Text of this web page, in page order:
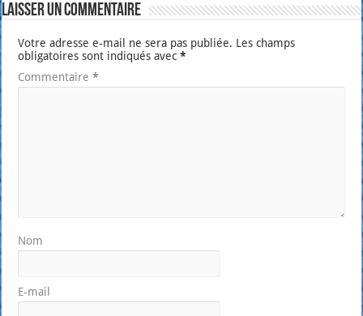
Laisser un commentaire
Votre adresse e-mail ne sera pas publiée. Les champs
obligatoires sont indiqués avec*
Commentaire*
Nom
E-mail